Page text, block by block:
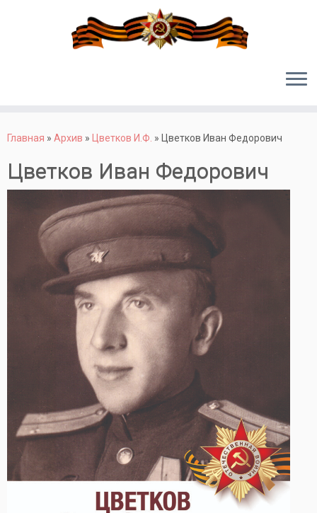
Главная » Архив » Цветков И.Ф. » Цветков Иван Федорович
Цветков Иван Федорович